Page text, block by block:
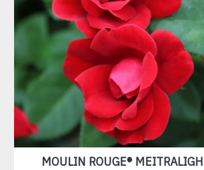
MOULIN ROUGE® MEITRALIGH